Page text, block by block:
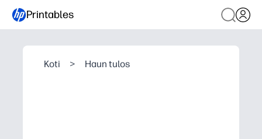
Printables
Koti > Haun tulos